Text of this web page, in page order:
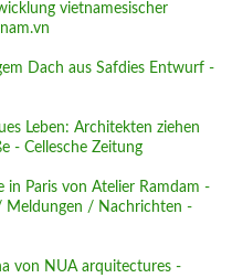
vietnamesischer
Dach aus Safdies Entwurf -
Leben: Architekten ziehen
- Cellesche Zeitung
in Paris von Atelier Ramdam -
/ Nachrichten -
von NUA arquitectures -